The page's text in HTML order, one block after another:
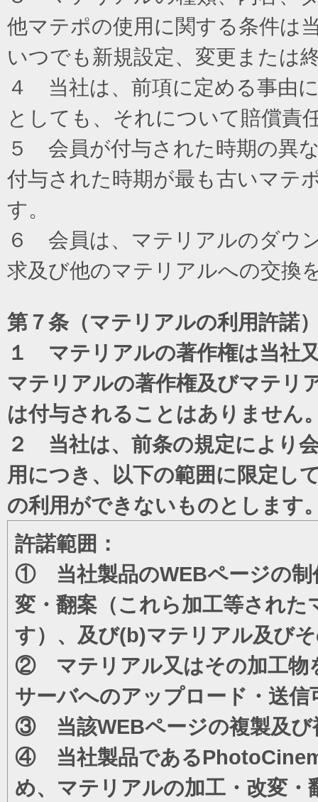
他マテポの使用に関する条件は
いつでも新規設定、変更または
４ 当社は、前項に定める事由
としても、それについて賠償責
５ 会員が付与された時期の異
付与された時期が最も古いマテ
す。
６ 会員は、マテリアルのダウ
求及び他のマテリアルへの交換
第７条（マテリアルの利用許諾
１ マテリアルの著作権は当社
マテリアルの著作権及びマテリ
は付与されることはありません
２ 当社は、前条の規定により
用につき、以下の範囲に限定し
の利用ができないものとします
許諾範囲：
① 当社製品のWEBページの制
変・翻案（これら加工等され
す）、及び(b)マテリアル及び
② マテリアル又はその加工物
サーバへのアップロード・送信
③ 当該WEBページの複製及び
④ 当社製品である
め、マテリアルの加工・改変